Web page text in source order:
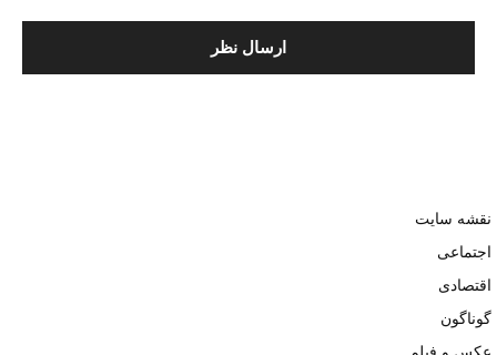
نقشه سایت
اجتماعی
اقتصادی
گوناگون